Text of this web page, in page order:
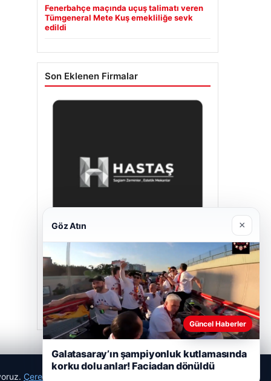
Fenerbahçe maçında uçuş talimatı veren
Tümgeneral Mete Kuş emekliliğe sevk
edildi
Son Eklenen Firmalar
Hastaş Beton
26/05/2026
Çerez Politikamız
Göz Atın ×
Güncel Haberler
Galatasaray’ın şampiyonluk kutlamasında
korku dolu anlar! Faciadan dönüldü